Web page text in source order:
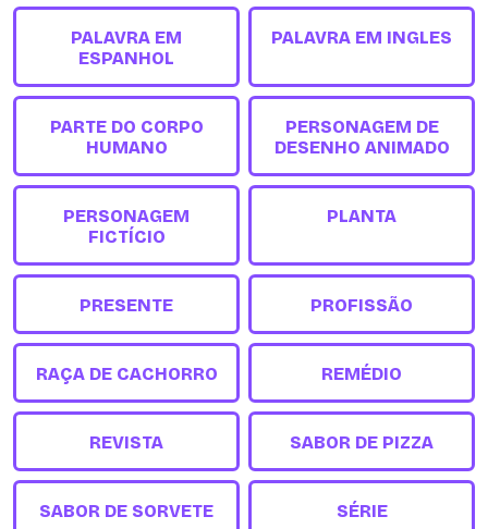
PALAVRA EM
ESPANHOL
PALAVRA EM INGLES
PARTE DO CORPO
HUMANO
PERSONAGEM DE
DESENHO ANIMADO
PERSONAGEM
FICTÍCIO
PLANTA
PRESENTE PROFISSÃO
RAÇA DE CACHORRO REMÉDIO
REVISTA SABOR DE PIZZA
SABOR DE SORVETE SÉRIE